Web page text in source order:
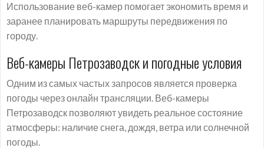
Использование веб-камер помогает экономить время и
заранее планировать маршруты передвижения по
городу.
Веб-камеры Петрозаводск и погодные условия
Одним из самых частых запросов является проверка
погоды через онлайн трансляции. Веб-камеры
Петрозаводск позволяют увидеть реальное состояние
атмосферы: наличие снега, дождя, ветра или солнечной
погоды.